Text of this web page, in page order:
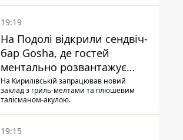
19:19
На Подолі відкрили сендвіч-
бар Gosha, де гостей
ментально розвантажує
акула
На Кирилівській запрацював новий
заклад з гриль-мелтами та плюшевим
талісманом-акулою.
19:15